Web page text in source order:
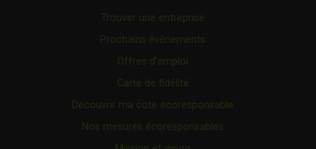
Trouver une entreprise
Prochains événements
Offres d’emploi
Carte de fidélité
Découvrir ma cote écoresponsable
Nos mesures écoresponsables